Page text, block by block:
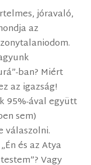
jóravaló,
az
ban? Miért
az igazság!
95%-ával együtt
sem)
válaszolni.
és az Atya
Vagy